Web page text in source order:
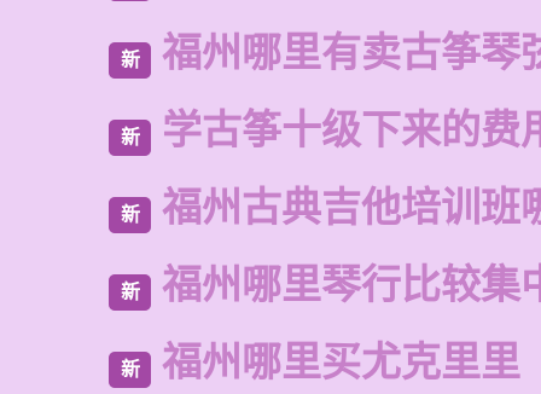
新 福州哪里有卖古筝琴
新 学古筝十级下来的费
新 福州古典吉他培训班
新 福州哪里琴行比较集
新 福州哪里买尤克里里